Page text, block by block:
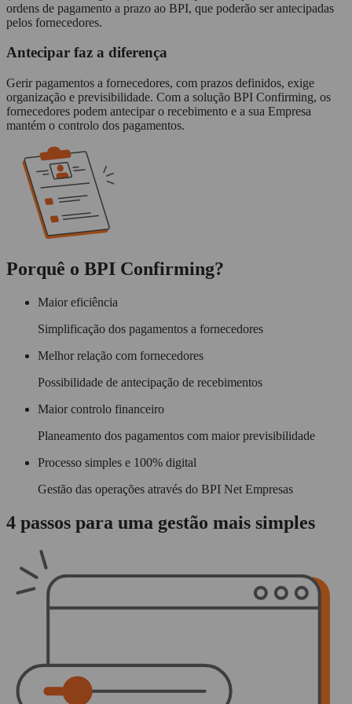
ordens de pagamento a prazo ao BPI, que poderão ser antecipadas
pelos fornecedores.
Antecipar faz a diferença
Gerir pagamentos a fornecedores, com prazos definidos, exige
organização e previsibilidade. Com a solução BPI Confirming, os
fornecedores podem antecipar o recebimento e a sua Empresa
mantém o controlo dos pagamentos.
Porquê o BPI Confirming?
Maior eficiência
Simplificação dos pagamentos a fornecedores
Melhor relação com fornecedores
Possibilidade de antecipação de recebimentos
Maior controlo financeiro
Planeamento dos pagamentos com maior previsibilidade
Processo simples e 100% digital
Gestão das operações através do BPI Net Empresas
4 passos para uma gestão mais simples